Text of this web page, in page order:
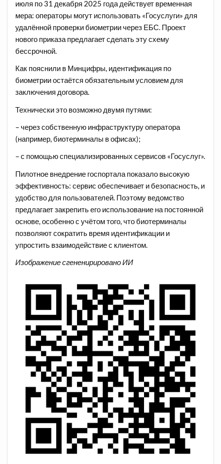
июля по 31 декабря 2025 года действует временная
мера: операторы могут использовать «Госуслуги» для
удалённой проверки биометрии через ЕБС. Проект
нового приказа предлагает сделать эту схему
бессрочной.
Как пояснили в Минцифры, идентификация по
биометрии остаётся обязательным условием для
заключения договора.
Технически это возможно двумя путями:
– через собственную инфраструктуру оператора
(например, биотерминалы в офисах);
– с помощью специализированных сервисов «Госуслуг».
Пилотное внедрение госпортала показало высокую
эффективность: сервис обеспечивает и безопасность, и
удобство для пользователей. Поэтому ведомство
предлагает закрепить его использование на постоянной
основе, особенно с учётом того, что биотерминалы
позволяют сократить время идентификации и
упростить взаимодействие с клиентом.
Изображение сгененирировано ИИ